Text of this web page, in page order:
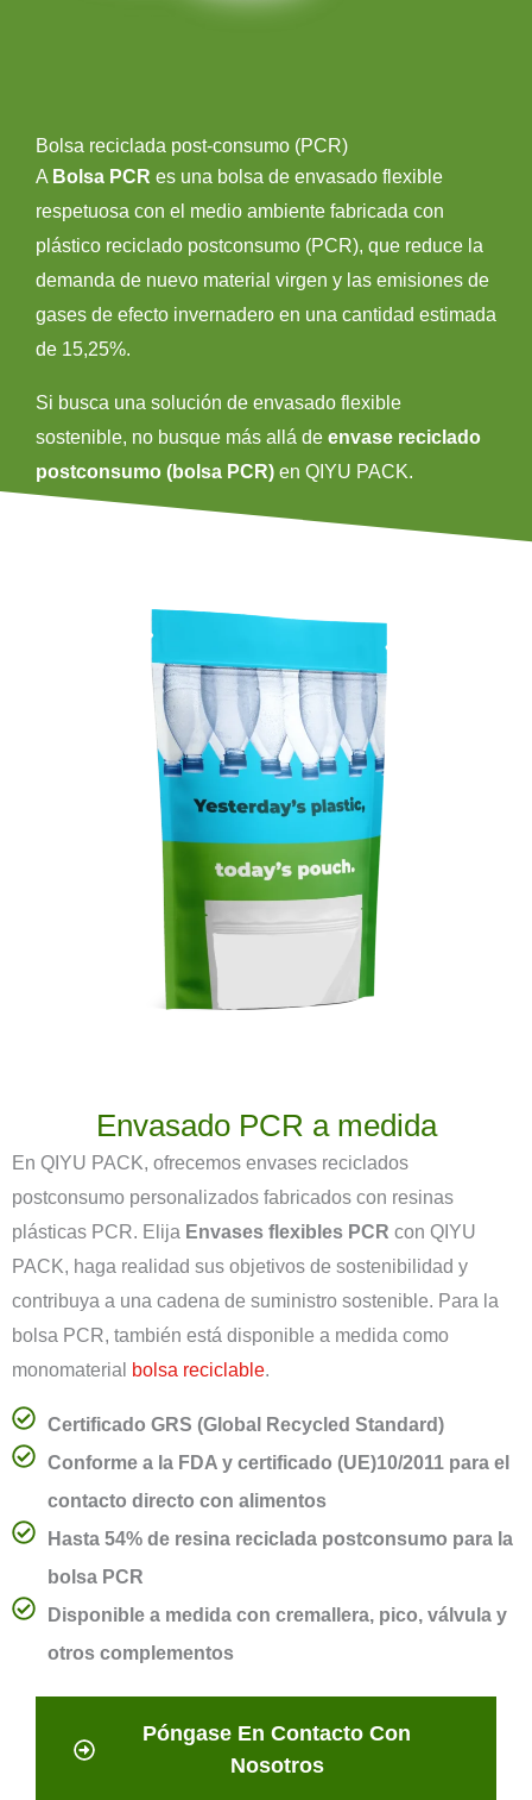
Bolsa reciclada post-consumo (PCR)
A Bolsa PCR es una bolsa de envasado flexible
respetuosa con el medio ambiente fabricada con
plástico reciclado postconsumo (PCR), que reduce la
demanda de nuevo material virgen y las emisiones de
gases de efecto invernadero en una cantidad estimada
de 15,25%.
Si busca una solución de envasado flexible
sostenible, no busque más allá de envase reciclado
postconsumo (bolsa PCR) en QIYU PACK.
Envasado PCR a medida
En QIYU PACK, ofrecemos envases reciclados
postconsumo personalizados fabricados con resinas
plásticas PCR. Elija Envases flexibles PCR con QIYU
PACK, haga realidad sus objetivos de sostenibilidad y
contribuya a una cadena de suministro sostenible. Para la
bolsa PCR, también está disponible a medida como
monomaterial
bolsa reciclable.
Certificado GRS (Global Recycled Standard)
Conforme a la FDA y certificado (UE)10/2011 para el
contacto directo con alimentos
Hasta 54% de resina reciclada postconsumo para la
bolsa PCR
Disponible a medida con cremallera, pico, válvula y
otros complementos
Póngase En Contacto Con
Nosotros